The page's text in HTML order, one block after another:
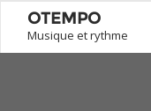
OTEMPO
Musique et rythme